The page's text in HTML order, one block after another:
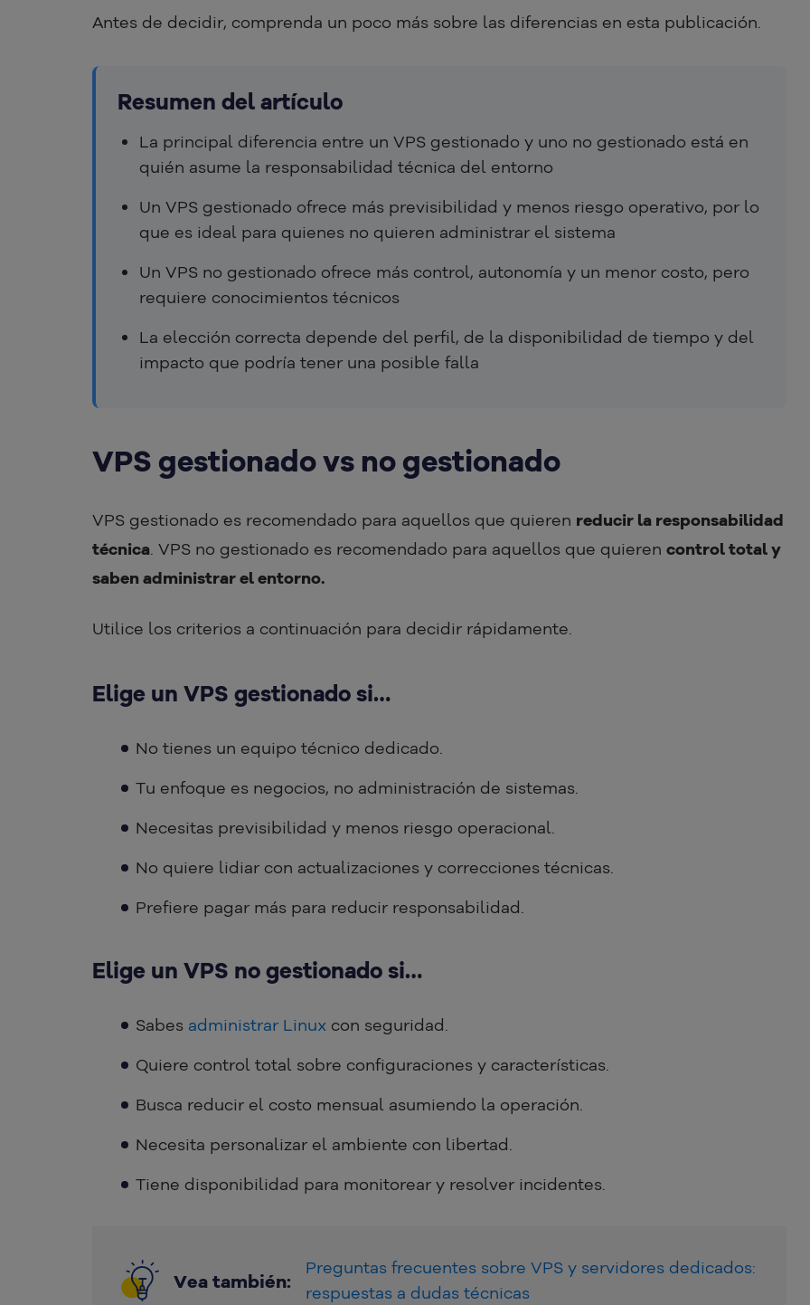
Antes de decidir, comprenda un poco más sobre las diferencias en esta publicación.
Resumen del artículo
La principal diferencia entre un VPS gestionado y uno no gestionado está en
quién asume la responsabilidad técnica del entorno
Un VPS gestionado ofrece más previsibilidad y menos riesgo operativo, por lo
que es ideal para quienes no quieren administrar el sistema
Un VPS no gestionado ofrece más control, autonomía y un menor costo, pero
requiere conocimientos técnicos
La elección correcta depende del perfil, de la disponibilidad de tiempo y del
impacto que podría tener una posible falla
VPS gestionado vs no gestionado
VPS gestionado es recomendado para aquellos que quieren reducir la responsabilidad
técnica. VPS no gestionado es recomendado para aquellos que quieren control total y
saben administrar el entorno.
Utilice los criterios a continuación para decidir rápidamente.
Elige un VPS gestionado si…
No tienes un equipo técnico dedicado.
Tu enfoque es negocios, no administración de sistemas.
Necesitas previsibilidad y menos riesgo operacional.
No quiere lidiar con actualizaciones y correcciones técnicas.
Prefiere pagar más para reducir responsabilidad.
Elige un VPS no gestionado si…
Sabes administrar Linux con seguridad.
Quiere control total sobre configuraciones y características.
Busca reducir el costo mensual asumiendo la operación.
Necesita personalizar el ambiente con libertad.
Tiene disponibilidad para monitorear y resolver incidentes.
Vea también:
Preguntas frecuentes sobre VPS y servidores dedicados:
respuestas a dudas técnicas